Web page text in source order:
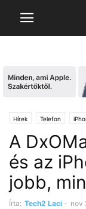
Hírek Telefon
A
és az
jobb,
Írta: Tech2 Laci - nov